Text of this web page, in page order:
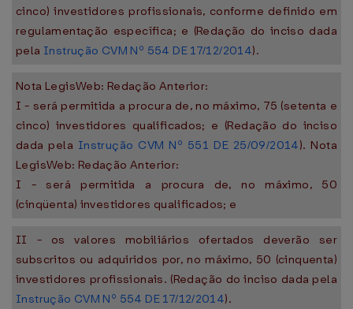
cinco) investidores profissionais, conforme definido em
regulamentação específica; e (Redação do inciso dada
pela Instrução CVM Nº 554 DE 17/12/2014).
Nota LegisWeb: Redação Anterior:
I - será permitida a procura de, no máximo, 75 (setenta e
cinco) investidores qualificados; e (Redação do inciso
dada pela Instrução CVM Nº 551 DE 25/09/2014). Nota
LegisWeb: Redação Anterior:
I - será permitida a procura de, no máximo, 50
(cinqüenta) investidores qualificados; e
II - os valores mobiliários ofertados deverão ser
subscritos ou adquiridos por, no máximo, 50 (cinquenta)
investidores profissionais. (Redação do inciso dada pela
Instrução CVM Nº 554 DE 17/12/2014).